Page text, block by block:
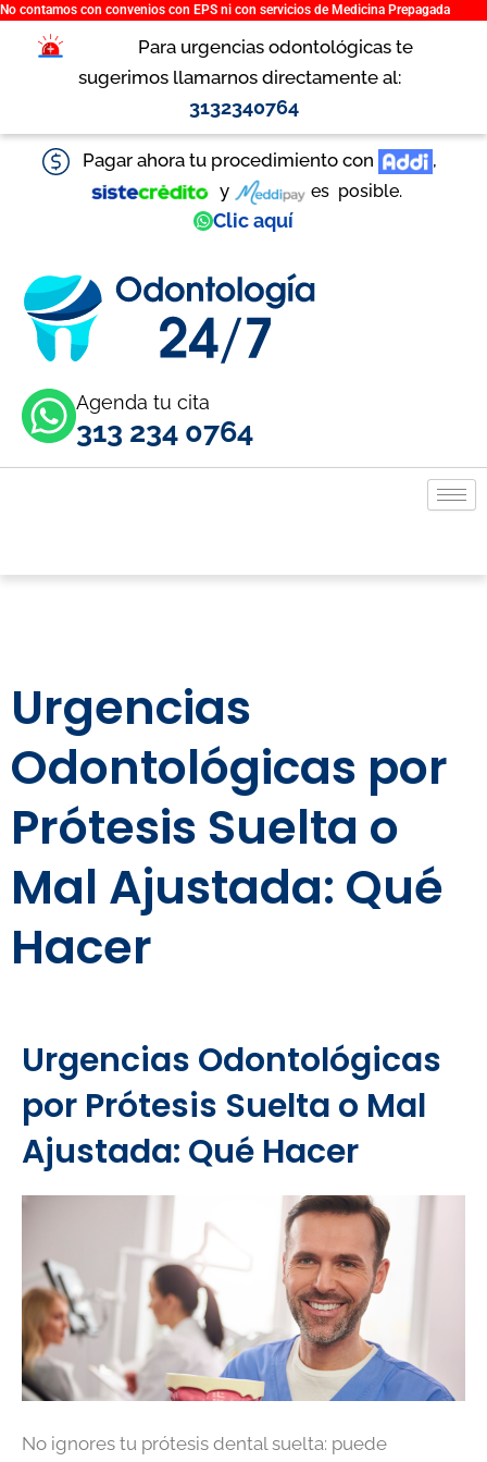
Ir
contenido
No contamos con convenios con EPS ni con servicios de Medicina Prepagada
Para urgencias odontológicas te
sugerimos llamarnos directamente al:
3132340764
Pagar ahora tu procedimiento con
,
y
es posible.
Clic aquí
Agenda tu cita
313 234 0764
Urgencias
Odontológicas por
Prótesis Suelta o
Mal Ajustada: Qué
Hacer
Urgencias Odontológicas
por Prótesis Suelta o Mal
Ajustada: Qué Hacer
No ignores tu prótesis dental suelta: puede